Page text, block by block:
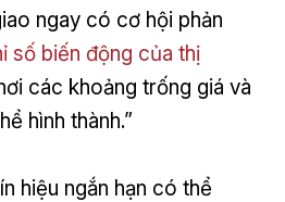
ngay có cơ hội phản
số biến động của thị
các khoảng trống giá và
hình thành.”
hiệu ngắn hạn có thể